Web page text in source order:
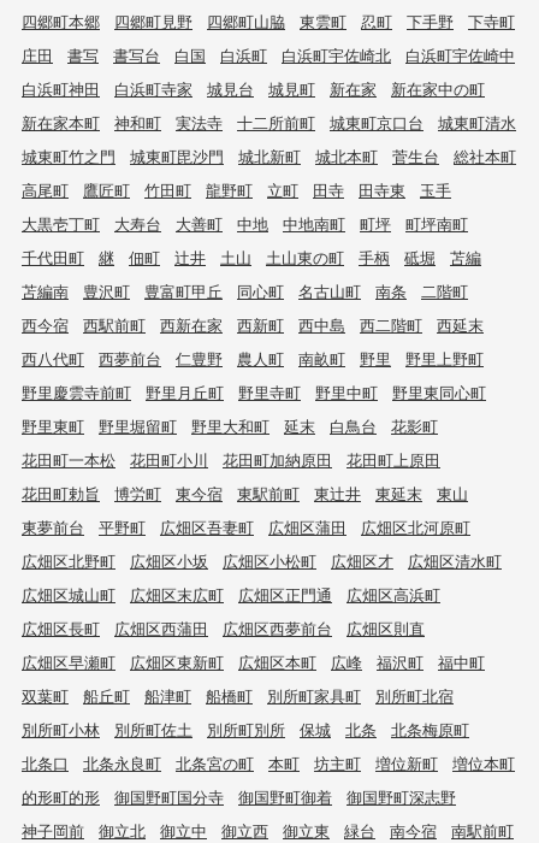
四郷町本郷
四郷町見野 四郷町山脇 東雲町 忍町 下手野
下寺町
庄田
書写 書写台 白国 白浜町 白浜町宇佐崎北
白浜町宇佐崎中
白浜町神田
白浜町寺家 城見台 城見町 新在家
新在家中の町
新在家本町
神和町 実法寺 十二所前町 城東町京口台
城東町清水
城東町竹之門
城東町毘沙門 城北新町 城北本町 菅生台
総社本町
高尾町
鷹匠町 竹田町 龍野町 立町 田寺 田寺東
玉手
大黒壱丁町
大寿台 大善町 中地 中地南町 町坪
町坪南町
千代田町
継 佃町 辻井 土山 土山東の町 手柄 砥堀
苫編
苫編南
豊沢町 豊富町甲丘 同心町 名古山町 南条
二階町
西今宿
西駅前町 西新在家 西新町 西中島 西二階町
西延末
西八代町
西夢前台 仁豊野 農人町 南畝町 野里
野里上野町
野里慶雲寺前町
野里月丘町 野里寺町 野里中町
野里東同心町
野里東町
野里堀留町 野里大和町 延末 白鳥台
花影町
花田町一本松
花田町小川 花田町加納原田
花田町上原田
花田町勅旨
博労町 東今宿 東駅前町 東辻井 東延末
東山
東夢前台
平野町 広畑区吾妻町 広畑区蒲田
広畑区北河原町
広畑区北野町
広畑区小坂 広畑区小松町 広畑区才
広畑区清水町
広畑区城山町
広畑区末広町 広畑区正門通
広畑区高浜町
広畑区長町
広畑区西蒲田 広畑区西夢前台
広畑区則直
広畑区早瀬町
広畑区東新町 広畑区本町 広峰 福沢町
福中町
双葉町
船丘町 船津町 船橋町 別所町家具町
別所町北宿
別所町小林
別所町佐土 別所町別所 保城 北条
北条梅原町
北条口
北条永良町 北条宮の町 本町 坊主町 増位新町
増位本町
的形町的形
御国野町国分寺 御国野町御着
御国野町深志野
神子岡前
御立北 御立中 御立西 御立東 緑台 南今宿
南駅前町